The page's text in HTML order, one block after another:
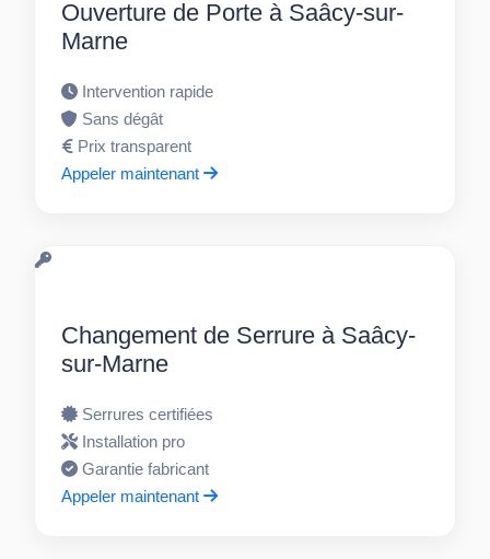
Ouverture de Porte à Saâcy-sur-
Marne
Intervention rapide
Sans dégât
Prix transparent
Appeler maintenant
Changement de Serrure à Saâcy-
sur-Marne
Serrures certifiées
Installation pro
Garantie fabricant
Appeler maintenant